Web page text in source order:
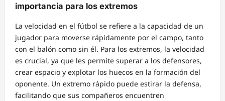
importancia para los extremos
La velocidad en el fútbol se refiere a la capacidad de un
jugador para moverse rápidamente por el campo, tanto
con el balón como sin él. Para los extremos, la velocidad
es crucial, ya que les permite superar a los defensores,
crear espacio y explotar los huecos en la formación del
oponente. Un extremo rápido puede estirar la defensa,
facilitando que sus compañeros encuentren